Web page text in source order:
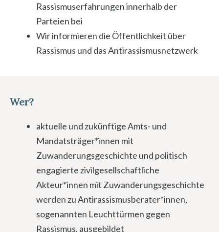
Rassismuserfahrungen innerhalb der
Parteien bei
Wir informieren die Öffentlichkeit über
Rassismus und das Antirassismusnetzwerk
Wer?
aktuelle und zukünftige Amts- und
Mandatsträger*innen mit
Zuwanderungsgeschichte und politisch
engagierte zivilgesellschaftliche
Akteur*innen mit Zuwanderungsgeschichte
werden zu Antirassismusberater*innen,
sogenannten Leuchttürmen gegen
Rassismus, ausgebildet